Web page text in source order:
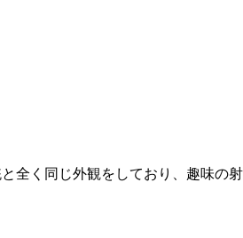
全く同じ外観をしており、趣味の